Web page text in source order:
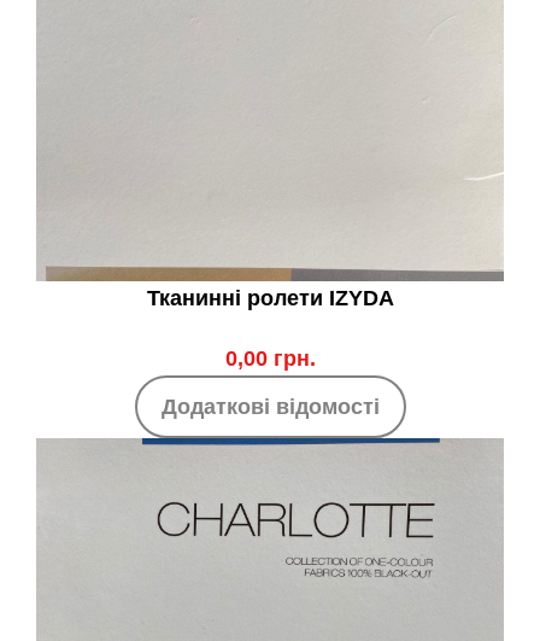
Тканинні ролети IZYDA
0,00 грн.
Додаткові відомості